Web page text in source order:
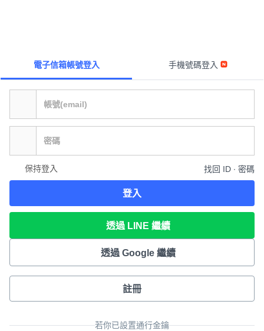
電子信箱帳號登入 手機號碼登入
保持登入 找回 ID ∙ 密碼
登入
透過 LINE 繼續
透過 Google 繼續
註冊
若你已設置通行金鑰